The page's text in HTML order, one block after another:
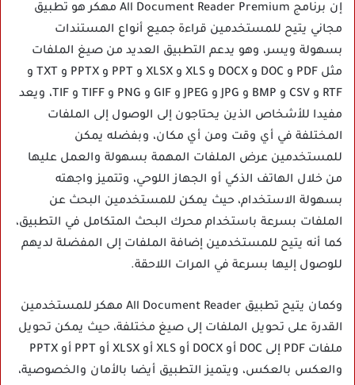
إن برنامج All Document Reader Premium مهكر هو تطبيق
مجاني يتيح للمستخدمين قراءة جميع أنواع المستندات
بسهولة ويسر، وهو يدعم التطبيق العديد من صيغ الملفات
مثل PDF و DOC و DOCX و XLS و XLSX و PPT و PPTX و TXT و
RTF و CSV و BMP و JPG و JPEG و GIF و PNG و TIFF و TIF، ويعد
مفيدا للأشخاص الذين يحتاجون إلى الوصول إلى الملفات
المختلفة في أي وقت ومن أي مكان، وبفضله يمكن
للمستخدمين عرض الملفات المهمة بسهولة والعمل عليها
من خلال الهاتف الذكي أو الجهاز اللوحي، وتتميز واجهته
بسهولة الاستخدام، حيث يمكن للمستخدمين البحث عن
الملفات بسرعة باستخدام محرك البحث المتكامل في التطبيق،
كما أنه يتيح للمستخدمين إضافة الملفات إلى المفضلة لديهم
للوصول إليها بسرعة في المرات اللاحقة.
وكمان يتيح تطبيق All Document Reader مهكر للمستخدمين
القدرة على تحويل الملفات إلى صيغ مختلفة، حيث يمكن تحويل
ملفات PDF إلى DOC أو DOCX أو XLS أو XLSX أو PPT أو PPTX
والعكس بالعكس، ويتميز التطبيق أيضا بالأمان والخصوصية،